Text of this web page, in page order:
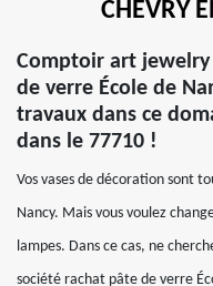
CHEVRY
Comptoir art
de verre École de
travaux dans ce
dans le 77710 !
Vos vases de décoration sont
Nancy. Mais vous voulez
lampes. Dans ce cas, ne
société rachat pâte de verre